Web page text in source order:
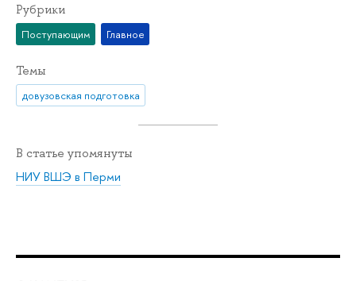
Рубрики
Поступающим Главное
Темы
довузовская подготовка
В статье упомянуты
НИУ ВШЭ в Перми